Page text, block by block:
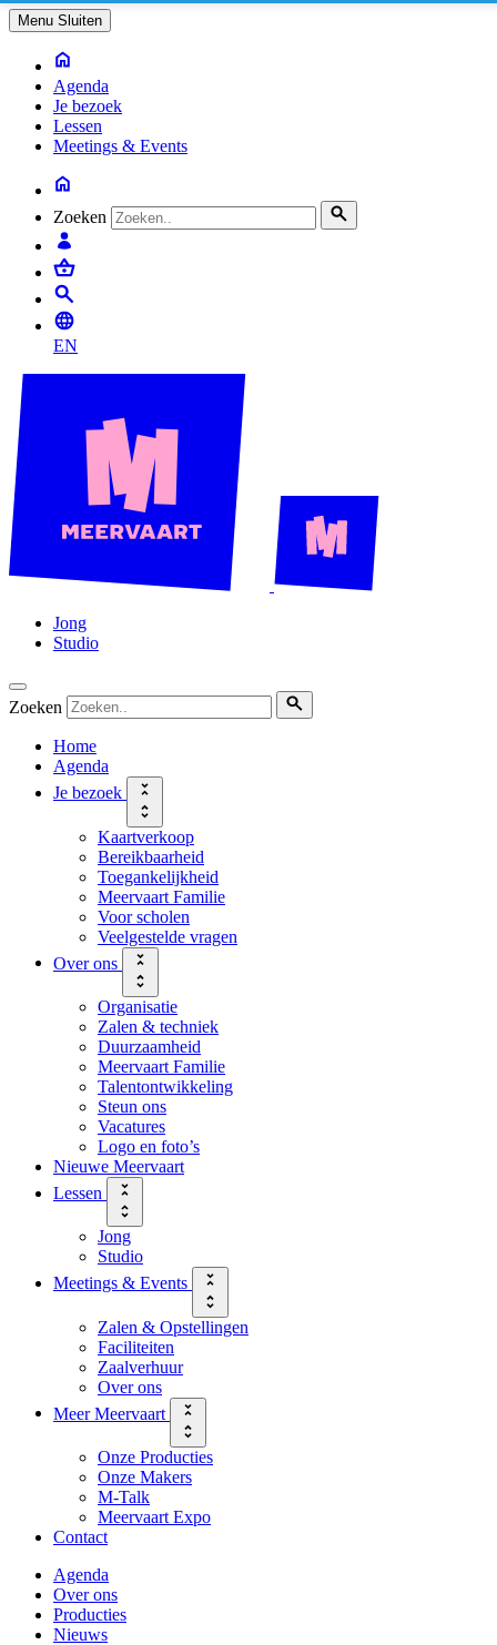
Menu Sluiten
Agenda
Je bezoek
Lessen
Meetings & Events
Zoeken
EN
Jong
Studio
Zoeken
Home
Agenda
Je bezoek
Kaartverkoop
Bereikbaarheid
Toegankelijkheid
Meervaart Familie
Voor scholen
Veelgestelde vragen
Over ons
Organisatie
Zalen & techniek
Duurzaamheid
Meervaart Familie
Talentontwikkeling
Steun ons
Vacatures
Logo en foto’s
Nieuwe Meervaart
Lessen
Jong
Studio
Meetings & Events
Zalen & Opstellingen
Faciliteiten
Zaalverhuur
Over ons
Meer Meervaart
Onze Producties
Onze Makers
M-Talk
Meervaart Expo
Contact
Agenda
Over ons
Producties
Nieuws